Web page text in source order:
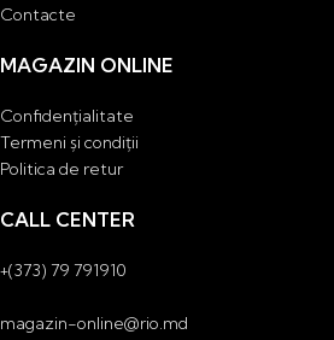
Contacte
MAGAZIN ONLINE
Confidențialitate
Termeni și condiții
Politica de retur
CALL CENTER
+(373) 79 791910
magazin-online@rio.md